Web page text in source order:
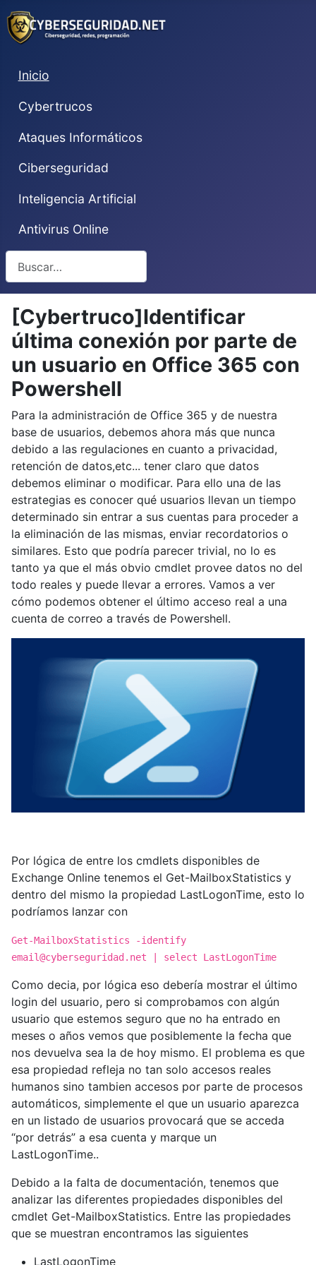
Inicio
Cybertrucos
Ataques Informáticos
Ciberseguridad
Inteligencia Artificial
Antivirus Online
[Cybertruco]Identificar
última conexión por parte de
un usuario en Office 365 con
Powershell
Para la administración de Office 365 y de nuestra
base de usuarios, debemos ahora más que nunca
debido a las regulaciones en cuanto a privacidad,
retención de datos,etc... tener claro que datos
debemos eliminar o modificar. Para ello una de las
estrategias es conocer qué usuarios llevan un tiempo
determinado sin entrar a sus cuentas para proceder a
la eliminación de las mismas, enviar recordatorios o
similares. Esto que podría parecer trivial, no lo es
tanto ya que el más obvio cmdlet provee datos no del
todo reales y puede llevar a errores. Vamos a ver
cómo podemos obtener el último acceso real a una
cuenta de correo a través de Powershell.
Por lógica de entre los cmdlets disponibles de
Exchange Online tenemos el Get-MailboxStatistics y
dentro del mismo la propiedad LastLogonTime, esto lo
podríamos lanzar con
Get-MailboxStatistics -identify
email@cyberseguridad.net | select LastLogonTime
Como decia, por lógica eso debería mostrar el último
login del usuario, pero si comprobamos con algún
usuario que estemos seguro que no ha entrado en
meses o años vemos que posiblemente la fecha que
nos devuelva sea la de hoy mismo. El problema es que
esa propiedad refleja no tan solo accesos reales
humanos sino tambien accesos por parte de procesos
automáticos, simplemente el que un usuario aparezca
en un listado de usuarios provocará que se acceda
“por detrás” a esa cuenta y marque un
LastLogonTime..
Debido a la falta de documentación, tenemos que
analizar las diferentes propiedades disponibles del
cmdlet Get-MailboxStatistics. Entre las propiedades
que se muestran encontramos las siguientes
LastLogonTime